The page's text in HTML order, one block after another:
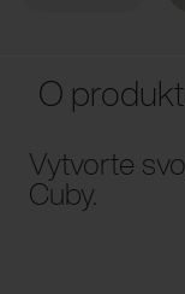
O
Vytvorte
Cuby.